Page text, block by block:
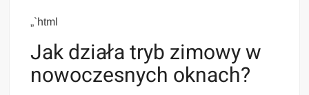
„`html
Jak działa tryb zimowy w
nowoczesnych oknach?